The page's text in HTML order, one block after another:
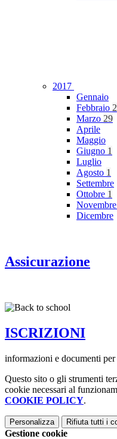
2017
Gennaio
Febbraio 2
Marzo 29
Aprile
Maggio
Giugno 1
Luglio
Agosto 1
Settembre
Ottobre 1
Novembre
Dicembre
Assicurazione
ISCRIZIONI
informazioni e documenti
Questo sito o gli strumenti
cookie necessari al
COOKIE POLICY.
Personalizza Rifiuta tutti i
Gestione cookie